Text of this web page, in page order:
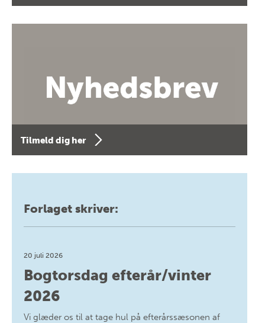
Tilmeld dig her
Forlaget skriver:
20 juli 2026
Bogtorsdag efterår/vinter
2026
Vi glæder os til at tage hul på efterårssæsonen af